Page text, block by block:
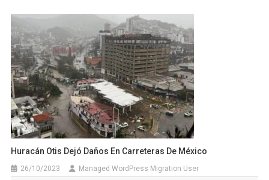
Huracán Otis Dejó Daños En Carreteras De México
26/10/2023 Managed WordPress Migration User